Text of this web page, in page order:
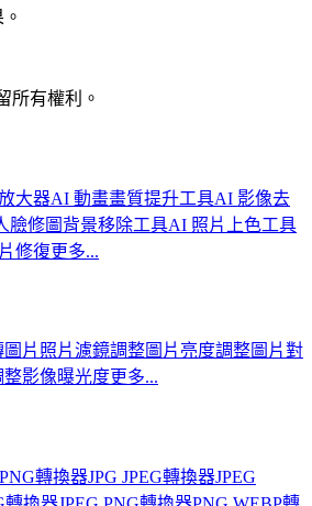
所有權利。
大器AI 動畫畫質提升工具AI 影像去
臉修圖 背景移除工具AI 照片上色工具
修復更多...
片 照片濾鏡調整圖片亮度調整圖片對
整影像曝光度更多...
轉換器JPG JPEG轉換器JPEG